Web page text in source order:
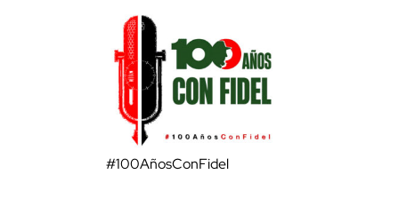
#100AñosConFidel